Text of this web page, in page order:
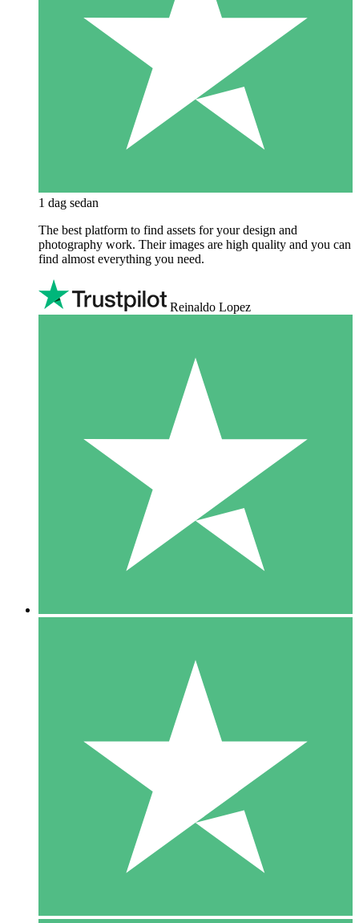
1 dag sedan
The best platform to find assets for your design and
photography work. Their images are high quality and you can
find almost everything you need.
Reinaldo Lopez